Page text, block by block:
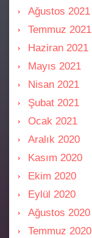
Ağustos 2021
Temmuz 2021
Haziran 2021
Mayıs 2021
Nisan 2021
Şubat 2021
Ocak 2021
Aralık 2020
Kasım 2020
Ekim 2020
Eylül 2020
Ağustos 2020
Temmuz 2020